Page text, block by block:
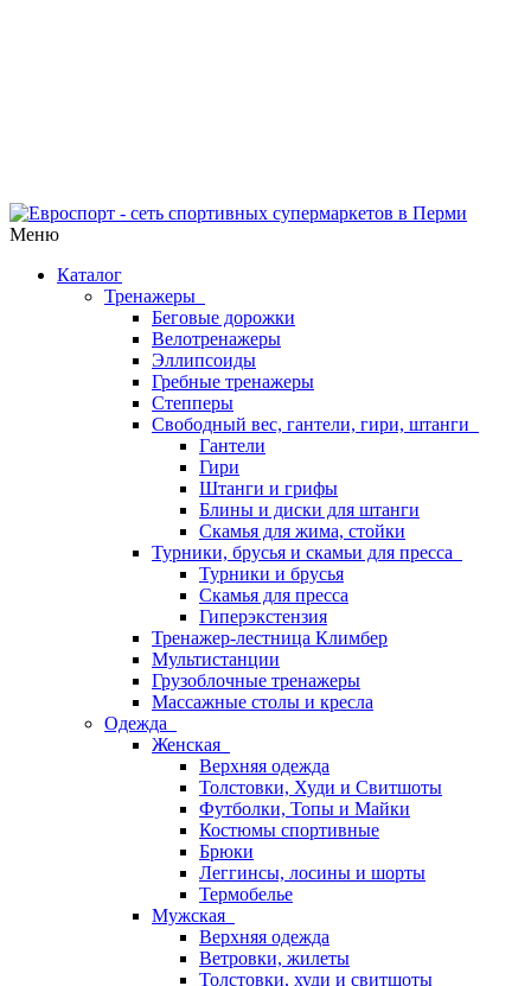
Меню
Каталог
Тренажеры
Беговые дорожки
Велотренажеры
Эллипсоиды
Гребные тренажеры
Степперы
Свободный вес, гантели, гири, штанги
Гантели
Гири
Штанги и грифы
Блины и диски для штанги
Скамья для жима, стойки
Турники, брусья и скамьи для пресса
Турники и брусья
Скамья для пресса
Гиперэкстензия
Тренажер-лестница Климбер
Мультистанции
Грузоблочные тренажеры
Массажные столы и кресла
Одежда
Женская
Верхняя одежда
Толстовки, Худи и Свитшоты
Футболки, Топы и Майки
Костюмы спортивные
Брюки
Леггинсы, лосины и шорты
Термобелье
Мужская
Верхняя одежда
Ветровки, жилеты
Толстовки, худи и свитшоты